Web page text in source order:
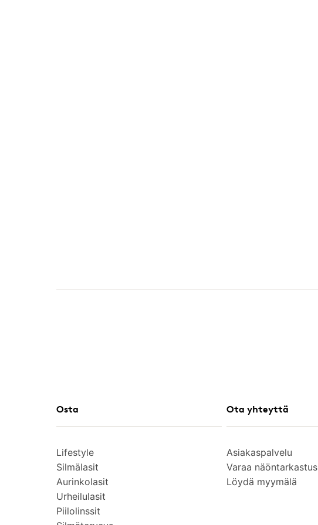
Osta
Lifestyle
Silmälasit
Aurinkolasit
Urheilulasit
Piilolinssit
Ota yhteyttä
Asiakaspalvelu
Varaa näöntarkastus
Löydä myymälä